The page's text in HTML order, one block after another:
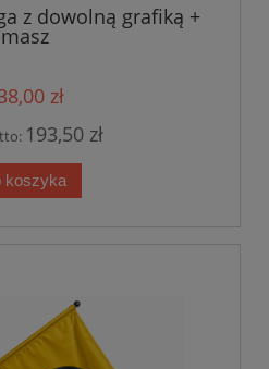
z dowolną grafiką +
masz
zł
193,50 zł
koszyka